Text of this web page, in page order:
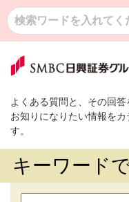
よくある質問と、その回答
お知りになりたい情報を
す。
キーワード